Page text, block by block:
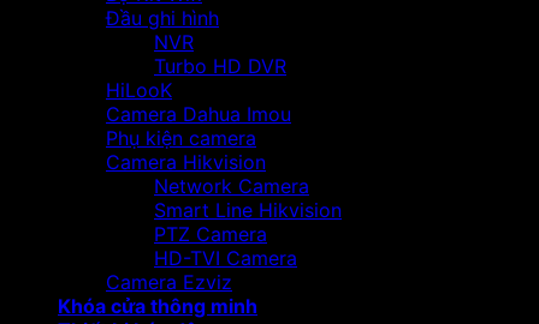
Đầu ghi hình
NVR
Turbo HD DVR
HiLooK
Camera Dahua Imou
Phụ kiện camera
Camera Hikvision
Network Camera
Smart Line Hikvision
PTZ Camera
HD-TVI Camera
Camera Ezviz
Khóa cửa thông minh